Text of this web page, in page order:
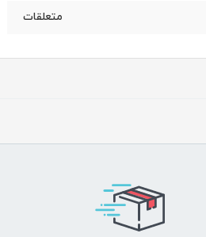
متعلقات